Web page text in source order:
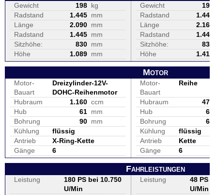
Gewicht 198 kg
Radstand
1.445 mm
Länge
2.090 mm
Radstand
1.445 mm
Sitzhöhe:
830 mm
Höhe
1.089 mm
Gewicht
196
Radstand
1.445
Länge
2.165
Radstand
1.445
Sitzhöhe:
830
Höhe
1.415
Motor
Motor-
Bauart
Dreizylinder-12V-
DOHC-Reihenmotor
Hubraum
1.160 ccm
Hub
61 mm
Bohrung
90 mm
Kühlung
flüssig
Antrieb
X-Ring-Kette
Gänge
6
Motor-
Bauart
Reihe
Hubraum
471
Hub
67
Bohrung
67
Kühlung
flüssig
Antrieb
Kette
Gänge
6
Fahrleistungen
Leistung
180 PS bei 10.750
U/Min
Leistung
48 PS
U/Min